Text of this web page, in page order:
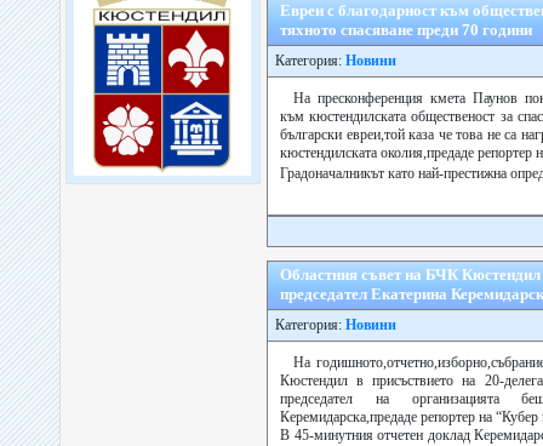
Евреи с благодарност към
тяхното спасяване преди 70 години
Категория: Новини
На пресконференция кмета Паунов
към кюстендилската общественост за
български евреи,той каза че това не са
кюстендилската околия,предаде репортер
Градоначалникът като най-престижна
Областния съвет на БЧК Кюстендил
председател Екатерина
Категория: Новини
На
Кюстендил в присъствието на 20-
председател на организацията
Керемидарска,предаде репортер на “Кубер
В 45-минутния отчетен доклад